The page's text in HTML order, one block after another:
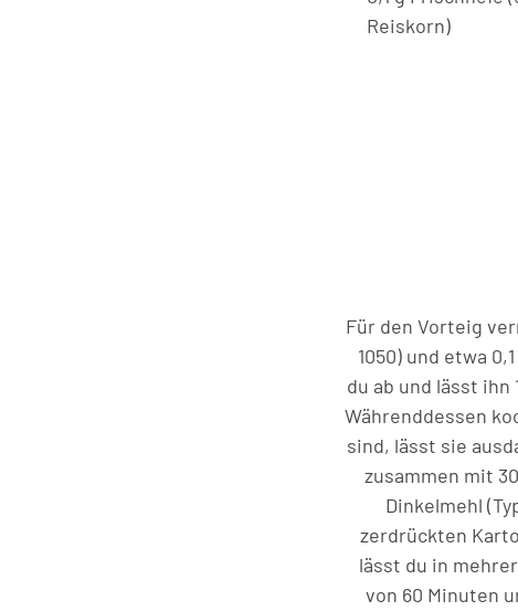
Reiskorn)
Für den Vorteig
1050) und etwa
du ab und lässt
Währenddessen
sind, lässt sie
zusammen mit
Dinkelmehl
zerdrückten
lässt du in
von 60 Minuten